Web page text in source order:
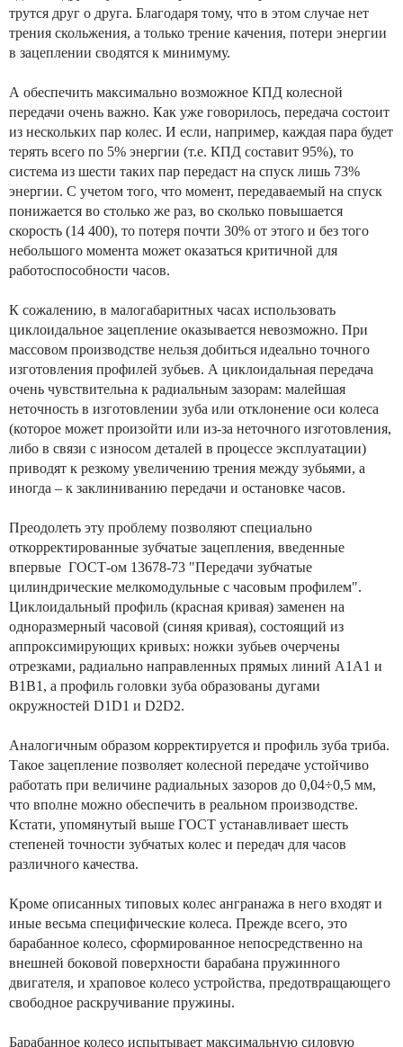
трутся друг о друга. Благодаря тому, что в этом случае нет
трения скольжения, а только трение качения, потери энергии
в зацеплении сводятся к минимуму.
А обеспечить максимально возможное КПД колесной
передачи очень важно. Как уже говорилось, передача состоит
из нескольких пар колес. И если, например, каждая пара будет
терять всего по 5% энергии (т.е. КПД составит 95%), то
система из шести таких пар передаст на спуск лишь 73%
энергии. С учетом того, что момент, передаваемый на спуск
понижается во столько же раз, во сколько повышается
скорость (14 400), то потеря почти 30% от этого и без того
небольшого момента может оказаться критичной для
работоспособности часов.
К сожалению, в малогабаритных часах использовать
циклоидальное зацепление оказывается невозможно. При
массовом производстве нельзя добиться идеально точного
изготовления профилей зубьев. А циклоидальная передача
очень чувствительна к радиальным зазорам: малейшая
неточность в изготовлении зуба или отклонение оси колеса
(которое может произойти или из-за неточного изготовления,
либо в связи с износом деталей в процессе эксплуатации)
приводят к резкому увеличению трения между зубьями, а
иногда – к заклиниванию передачи и остановке часов.
Преодолеть эту проблему позволяют специально
откорректированные зубчатые зацепления, введенные
впервые ГОСТ-ом 13678-73 "Передачи зубчатые
цилиндрические мелкомодульные с часовым профилем".
Циклоидальный профиль (красная кривая) заменен на
одноразмерный часовой (синяя кривая), состоящий из
аппроксимирующих кривых: ножки зубьев очерчены
отрезками, радиально направленных прямых линий А1А1 и
В1В1, а профиль головки зуба образованы дугами
окружностей D1D1 и D2D2.
Аналогичным образом корректируется и профиль зуба триба.
Такое зацепление позволяет колесной передаче устойчиво
работать при величине радиальных зазоров до 0,04÷0,5 мм,
что вполне можно обеспечить в реальном производстве.
Кстати, упомянутый выше ГОСТ устанавливает шесть
степеней точности зубчатых колес и передач для часов
различного качества.
Кроме описанных типовых колес ангранажа в него входят и
иные весьма специфические колеса. Прежде всего, это
барабанное колесо, сформированное непосредственно на
внешней боковой поверхности барабана пружинного
двигателя, и храповое колесо устройства, предотвращающего
свободное раскручивание пружины.
Барабанное колесо испытывает максимальную силовую